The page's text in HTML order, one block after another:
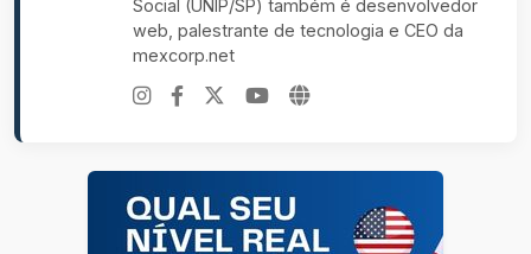
Social (UNIP/SP) também é desenvolvedor
web, palestrante de tecnologia e CEO da
mexcorp.net